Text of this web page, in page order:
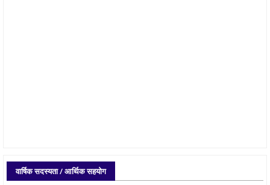
वार्षिक सदस्यता / आर्थिक सहयोग